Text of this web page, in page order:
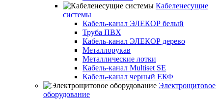
Кабеленесущие
системы
Кабель-канал ЭЛЕКОР белый
Труба ПВХ
Кабель-канал ЭЛЕКОР дерево
Металлорукав
Металлические лотки
Кабель-канал Multiset SE
Кабель-канал черный ЕКФ
Электрощитовое
оборудование